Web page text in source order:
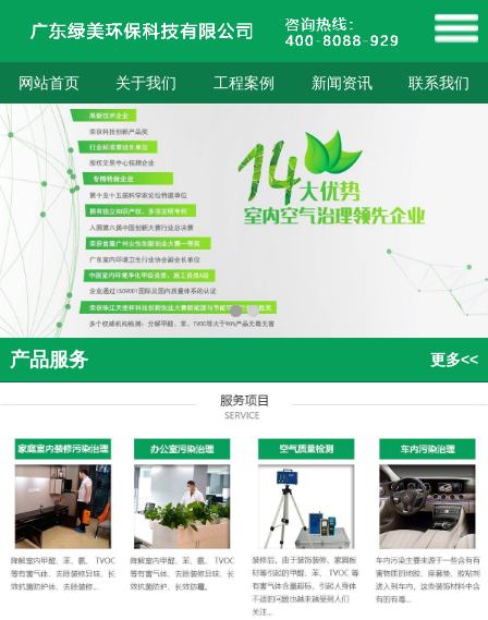
网站首页 关于我们 工程案例 新闻资讯 联系我们
产品服务 更多<<